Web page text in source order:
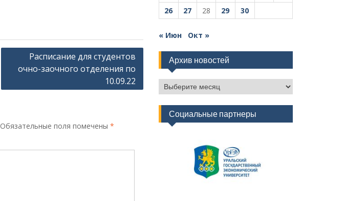
Расписание для студентов
очно-заочного отделения по
10.09.22
Обязательные поля помечены *
26
27 28 29 30
« Июн Окт »
Архив новостей
Архив
новостей
Социальные партнеры